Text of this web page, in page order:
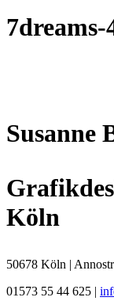
7dreams-
Susanne
Köln
50678 Köln |
01573 55 44 625 |